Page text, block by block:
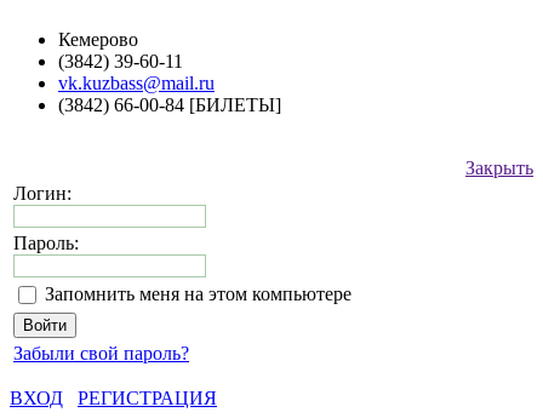
Кемерово
(3842) 39-60-11
vk.kuzbass@mail.ru
(3842) 66-00-84 [БИЛЕТЫ]
Закрыть
Логин:
Пароль:
Запомнить меня на этом компьютере
Забыли свой пароль?
ВХОД
РЕГИСТРАЦИЯ